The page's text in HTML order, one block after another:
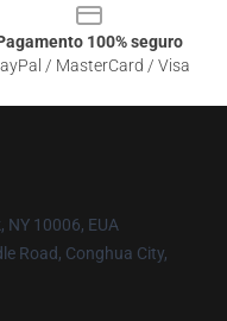
100% seguro
/ MasterCard / Visa
NY 10006, EUA
Road, Conghua City,